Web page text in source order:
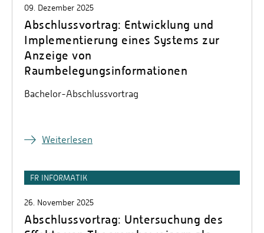
09. Dezember 2025
Abschlussvortrag: Entwicklung und
Implementierung eines Systems zur
Anzeige von
Raumbelegungsinformationen
Bachelor-Abschlussvortrag
Weiterlesen
FR INFORMATIK
26. November 2025
Abschlussvortrag: Untersuchung des